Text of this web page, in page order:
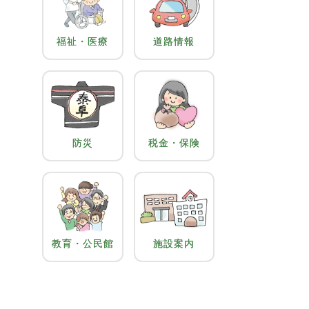
福祉・医療 道路情報
防災 税金・保険
教育・公民館 施設案内